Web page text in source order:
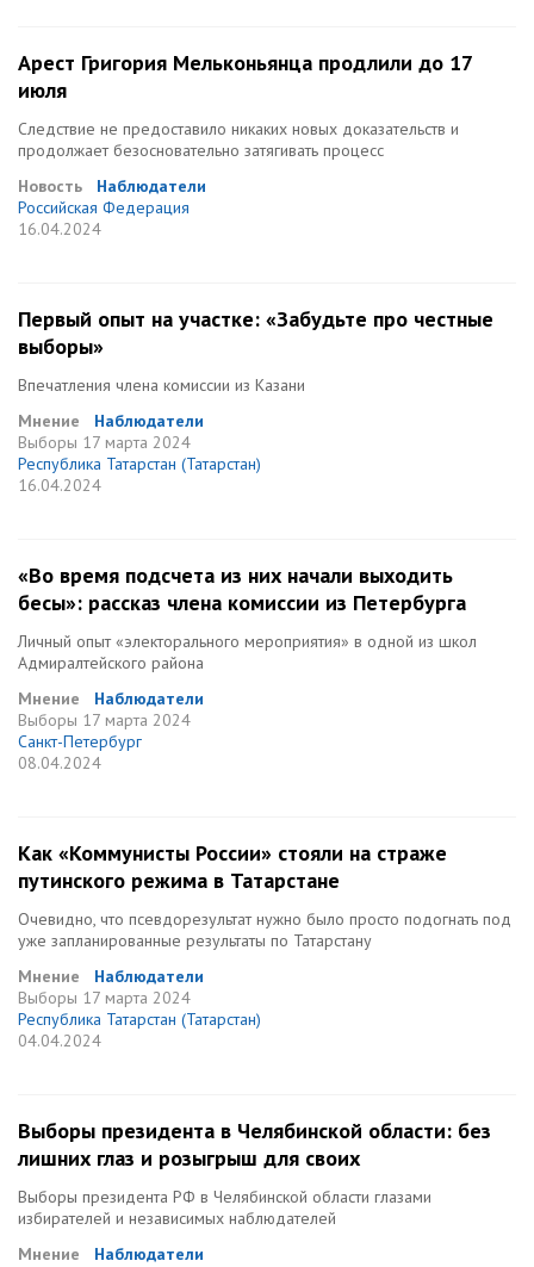
Арест Григория Мельконьянца продлили до 17
июля
Следствие не предоставило никаких новых доказательств и
продолжает безосновательно затягивать процесс
Новость
Наблюдатели
Российская Федерация
16.04.2024
Первый опыт на участке: «Забудьте про честные
выборы»
Впечатления члена комиссии из Казани
Мнение
Наблюдатели
Выборы 17 марта 2024
Республика Татарстан (Татарстан)
16.04.2024
«Во время подсчета из них начали выходить
бесы»: рассказ члена комиссии из Петербурга
Личный опыт «электорального мероприятия» в одной из школ
Адмиралтейского района
Мнение
Наблюдатели
Выборы 17 марта 2024
Санкт-Петербург
08.04.2024
Как «Коммунисты России» стояли на страже
путинского режима в Татарстане
Очевидно, что псевдорезультат нужно было просто подогнать под
уже запланированные результаты по Татарстану
Мнение
Наблюдатели
Выборы 17 марта 2024
Республика Татарстан (Татарстан)
04.04.2024
Выборы президента в Челябинской области: без
лишних глаз и розыгрыш для своих
Выборы президента РФ в Челябинской области глазами
избирателей и независимых наблюдателей
Мнение
Наблюдатели